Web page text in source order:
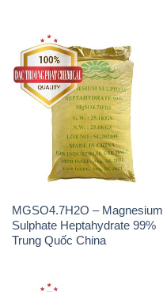
MGSO4.7H2O – Magnesium
Sulphate Heptahydrate 99%
Trung Quốc China